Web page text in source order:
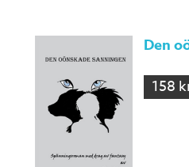
Den
158